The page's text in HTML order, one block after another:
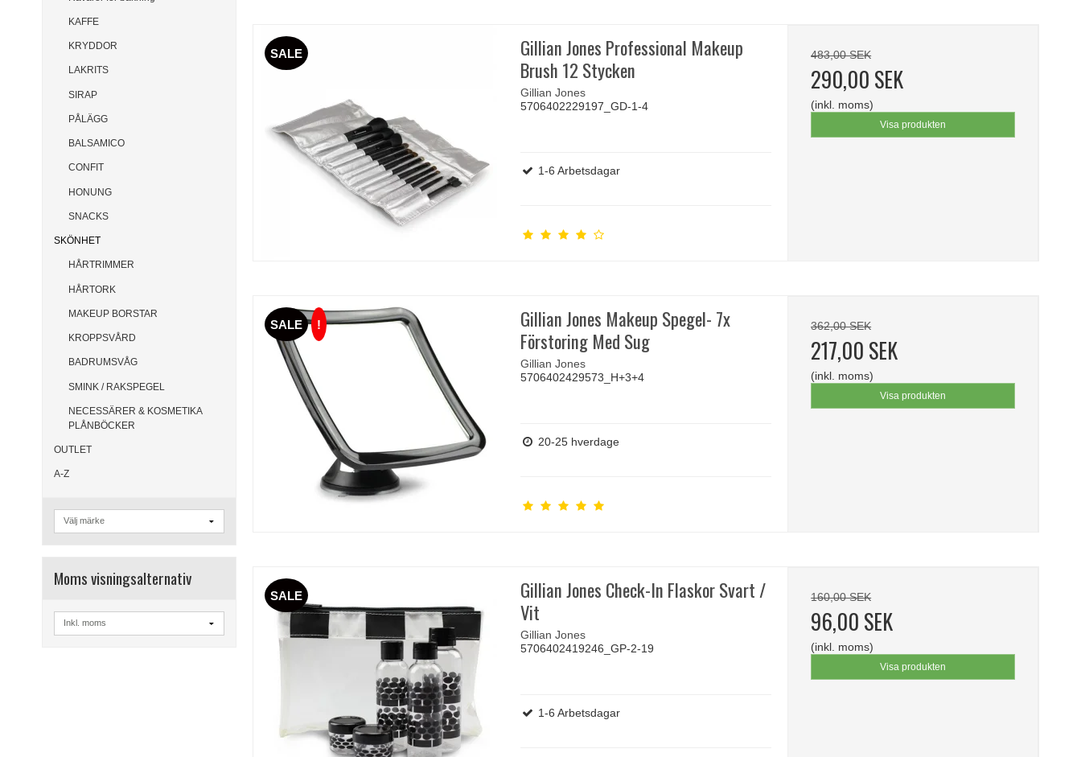
KAFFE
KRYDDOR
LAKRITS
SIRAP
PÅLÄGG
BALSAMICO
CONFIT
HONUNG
SNACKS
SKÖNHET
HÅRTRIMMER
HÅRTORK
MAKEUP BORSTAR
KROPPSVÅRD
BADRUMSVÅG
SMINK / RAKSPEGEL
NECESSÄRER & KOSMETIKA
PLÅNBÖCKER
OUTLET
A-Z
Moms visningsalternativ
SALE
Gillian Jones Professional Makeup
Brush 12 Stycken
Gillian Jones
5706402229197_GD-1-4
1-6 Arbetsdagar
483,00 SEK
290,00 SEK
(inkl. moms)
Visa produkten
SALE !
Gillian Jones Makeup Spegel- 7x
Förstoring Med Sug
Gillian Jones
5706402429573_H+3+4
20-25 hverdage
362,00 SEK
217,00 SEK
(inkl. moms)
Visa produkten
SALE
Gillian Jones Check-In Flaskor Svart /
Vit
Gillian Jones
5706402419246_GP-2-19
1-6 Arbetsdagar
160,00 SEK
96,00 SEK
(inkl. moms)
Visa produkten